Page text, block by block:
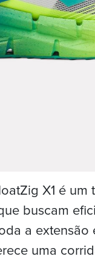
X1 é um
buscam
a extensão
uma